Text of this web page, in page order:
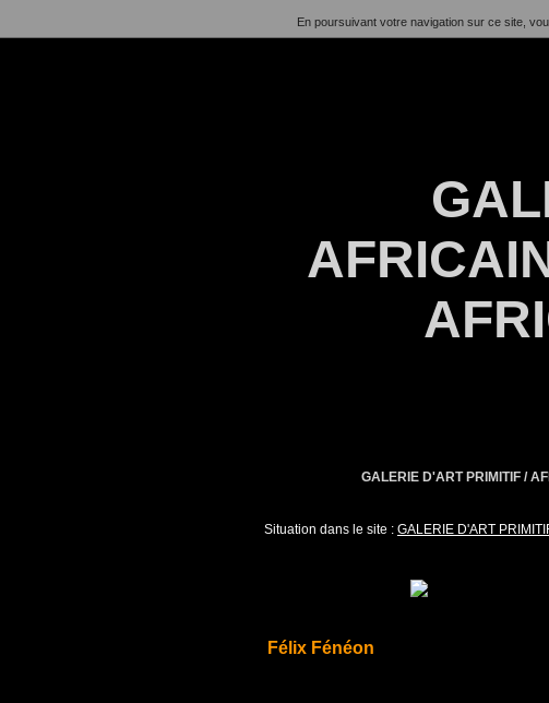
En poursuivant votre navigation sur ce site,
GALERIE D'ART PRIMITIF /
Situation dans le site : GALERIE D'ART
Félix Fénéon